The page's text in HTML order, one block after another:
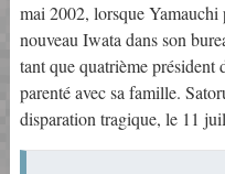
mai 2002, lorsque Yamauchi
nouveau Iwata dans son
tant que quatrième
parenté avec sa famille.
disparation tragique, le 11